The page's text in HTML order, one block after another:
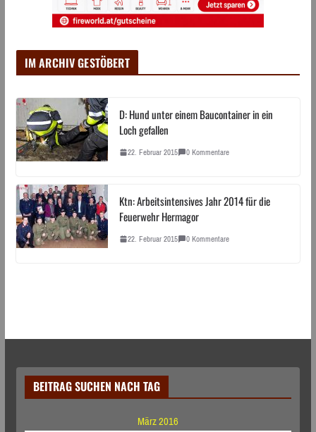
IM ARCHIV GESTÖBERT
D: Hund unter einem Baucontainer in ein
Loch gefallen
22. Februar 2015 0 Kommentare
Ktn: Arbeitsintensives Jahr 2014 für die
Feuerwehr Hermagor
22. Februar 2015 0 Kommentare
BEITRAG SUCHEN NACH TAG
März 2016